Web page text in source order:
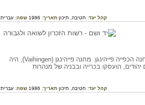
קהל יעד: חטיבה, תיכון תאריך: 1986 שפה: עברית
דוד וודובינסקי נולד ב-1895 בבנדין, פולין. בקטע זה מיומנו מתאר דוד את החיים במחנה הכפייה פייהינגן. מחנה פייהינגן (Vaihingen), היה
1944. העצירים שבו, ביניהם גם יהודים, הועסקו בכרייה ובבניה של מנהרות
קהל יעד: חטיבה, תיכון תאריך: 1986 שפה: עברית